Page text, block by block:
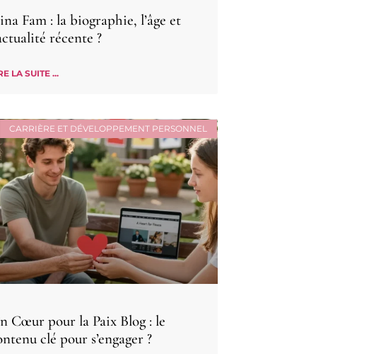
Fam : la biographie, l’âge et
récente ?
LA SUITE ...
CARRIÈRE ET DÉVELOPPEMENT PERSONNEL
Cœur pour la Paix Blog : le
clé pour s’engager ?